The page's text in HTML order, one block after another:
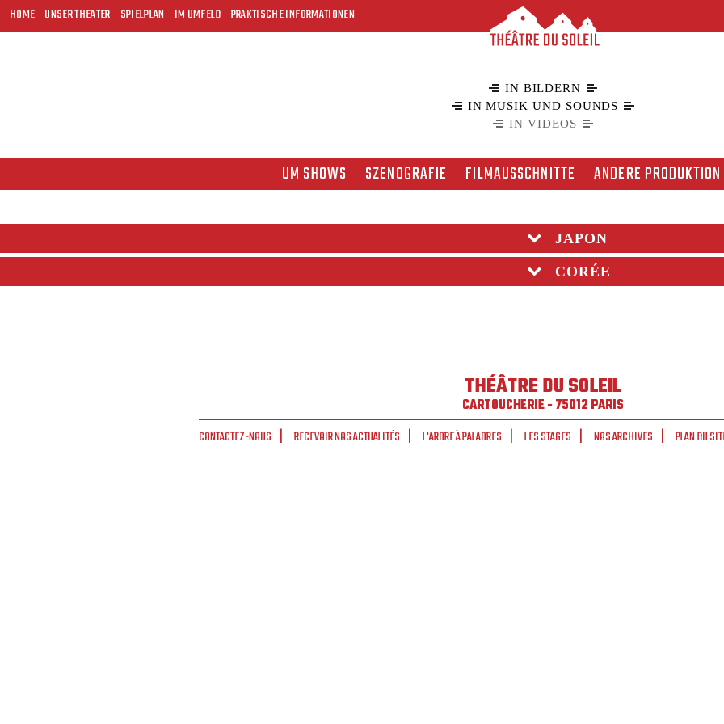
HOME UNSER THEATER SPIELPLAN IM UMFELD PRAKTISCHE INFORMATIONEN
IN BILDERN
IN MUSIK UND SOUNDS
IN VIDEOS
UM SHOWS SZENOGRAFIE FILMAUSSCHNITTE ANDERE PRODUKTION
JAPON
CORÉE
THÉÂTRE DU SOLEIL
CARTOUCHERIE - 75012 PARIS
CONTACTEZ-NOUS
RECEVOIR NOS ACTUALITÉS L'ARBRE À PALABRES LES STAGES NOS ARCHIVES PLAN DU